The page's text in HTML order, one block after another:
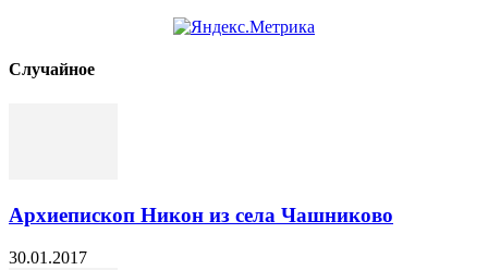
Cлучайное
Архиепископ Никон из села Чашниково
30.01.2017